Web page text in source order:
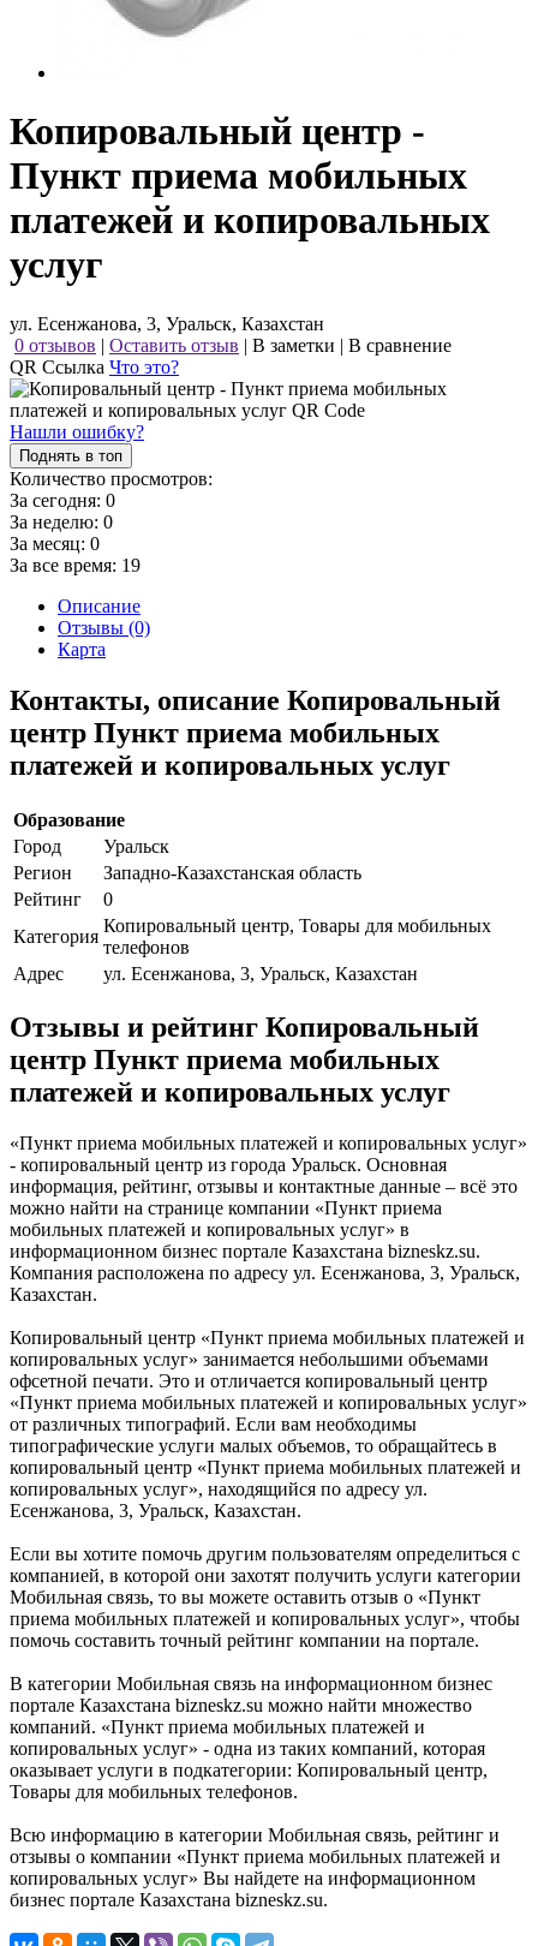
Копировальный центр -
Пункт приема мобильных
платежей и копировальных
услуг
ул. Есенжанова, 3, Уральск, Казахстан
0 отзывов | Оставить отзыв | В заметки | В сравнение
QR Ссылка Что это?
Нашли ошибку?
Поднять в топ
Количество просмотров:
За сегодня: 0
За неделю: 0
За месяц: 0
За все время: 19
Описание
Отзывы (0)
Карта
Контакты, описание Копировальный
центр Пункт приема мобильных
платежей и копировальных услуг
Образование
Город
Уральск
Регион
Западно-Казахстанская область
Рейтинг
0
Категория
Копировальный центр, Товары для мобильных
телефонов
Адрес
ул. Есенжанова, 3, Уральск, Казахстан
Отзывы и рейтинг Копировальный
центр Пункт приема мобильных
платежей и копировальных услуг
«Пункт приема мобильных платежей и копировальных услуг»
- копировальный центр из города Уральск. Основная
информация, рейтинг, отзывы и контактные данные – всё это
можно найти на странице компании «Пункт приема
мобильных платежей и копировальных услуг» в
информационном бизнес портале Казахстана bizneskz.su.
Компания расположена по адресу ул. Есенжанова, 3, Уральск,
Казахстан.
Копировальный центр «Пункт приема мобильных платежей и
копировальных услуг» занимается небольшими объемами
офсетной печати. Это и отличается копировальный центр
«Пункт приема мобильных платежей и копировальных услуг»
от различных типографий. Если вам необходимы
типографические услуги малых объемов, то обращайтесь в
копировальный центр «Пункт приема мобильных платежей и
копировальных услуг», находящийся по адресу ул.
Есенжанова, 3, Уральск, Казахстан.
Если вы хотите помочь другим пользователям определиться с
компанией, в которой они захотят получить услуги категории
Мобильная связь, то вы можете оставить отзыв о «Пункт
приема мобильных платежей и копировальных услуг», чтобы
помочь составить точный рейтинг компании на портале.
В категории Мобильная связь на информационном бизнес
портале Казахстана bizneskz.su можно найти множество
компаний. «Пункт приема мобильных платежей и
копировальных услуг» - одна из таких компаний, которая
оказывает услуги в подкатегории: Копировальный центр,
Товары для мобильных телефонов.
Всю информацию в категории Мобильная связь, рейтинг и
отзывы о компании «Пункт приема мобильных платежей и
копировальных услуг» Вы найдете на информационном
бизнес портале Казахстана bizneskz.su.